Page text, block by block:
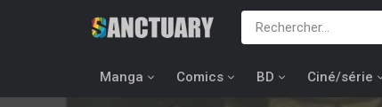
Manga Comics BD Ciné/série